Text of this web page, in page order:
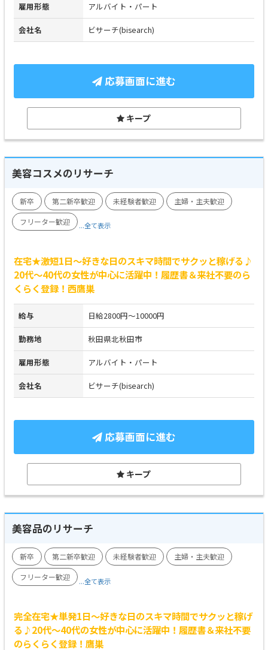
雇用形態 アルバイト・パート
会社名 ビサーチ(bisearch)
応募画面に進む
キープ
美容コスメのリサーチ
新卒 第二新卒歓迎 未経験者歓迎
主婦・主夫歓迎
フリーター歓迎
...全て表示
在宅★激短1日～好きな日のスキマ時間でサクッと稼げる♪
20代～40代の女性が中心に活躍中！履歴書＆来社不要のら
くらく登録！西鷹巣
給与 日給2800円～10000円
勤務地 秋田県北秋田市
雇用形態 アルバイト・パート
会社名 ビサーチ(bisearch)
応募画面に進む
キープ
美容品のリサーチ
新卒 第二新卒歓迎 未経験者歓迎
主婦・主夫歓迎
フリーター歓迎
...全て表示
完全在宅★単発1日～好きな日のスキマ時間でサクッと稼げ
る♪20代～40代の女性が中心に活躍中！履歴書＆来社不要
のらくらく登録！鷹巣